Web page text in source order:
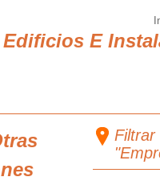
E
Filtrar